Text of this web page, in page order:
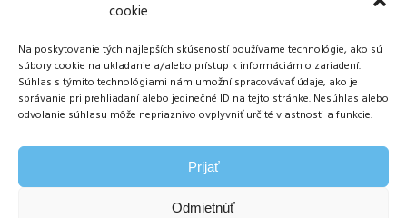
cookie
Na poskytovanie tých najlepších skúseností používame technológie, ako sú
súbory cookie na ukladanie a/alebo prístup k informáciám o zariadení.
Súhlas s týmito technológiami nám umožní spracovávať údaje, ako je
správanie pri prehliadaní alebo jedinečné ID na tejto stránke. Nesúhlas alebo
odvolanie súhlasu môže nepriaznivo ovplyvniť určité vlastnosti a funkcie.
Prijať
Odmietnúť
Dušan Pytel P a P
ŠM Stráže
058 01 Poprad
Tel.: +421 905 311 248
info@papdp.sk